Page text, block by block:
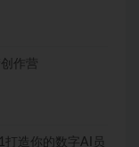
作营
打造你的数字AI员